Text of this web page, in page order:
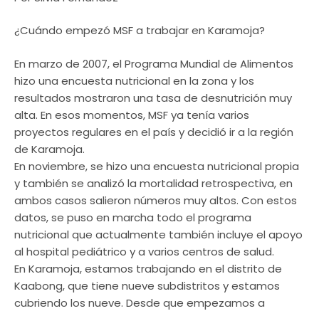
¿Cuándo empezó MSF a trabajar en Karamoja?
En marzo de 2007, el Programa Mundial de Alimentos
hizo una encuesta nutricional en la zona y los
resultados mostraron una tasa de desnutrición muy
alta. En esos momentos, MSF ya tenía varios
proyectos regulares en el país y decidió ir a la región
de Karamoja.
En noviembre, se hizo una encuesta nutricional propia
y también se analizó la mortalidad retrospectiva, en
ambos casos salieron números muy altos. Con estos
datos, se puso en marcha todo el programa
nutricional que actualmente también incluye el apoyo
al hospital pediátrico y a varios centros de salud.
En Karamoja, estamos trabajando en el distrito de
Kaabong, que tiene nueve subdistritos y estamos
cubriendo los nueve. Desde que empezamos a